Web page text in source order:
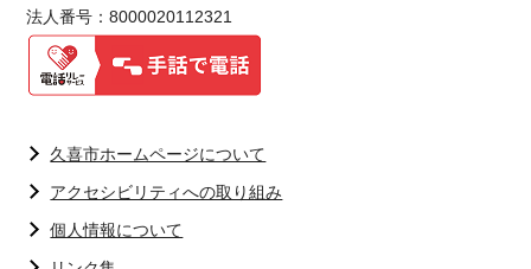
法人番号：8000020112321
久喜市ホームページについて
アクセシビリティへの取り組み
個人情報について